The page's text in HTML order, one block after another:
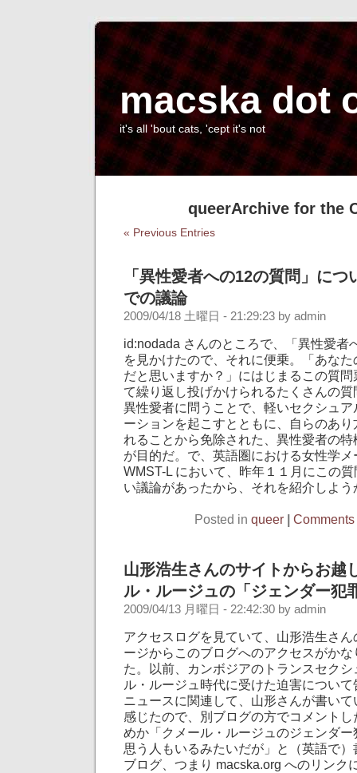
macska dot
it's all 'bout cats, 'cept it's not
queerArchive for the
« Previous Entries
「異性愛者への12の質問」に
での議論
2009/04/18 土曜日 - 21:29:23 by admin
id:nodada さんのところで、「異性愛者
を見かけたので、それに便乗。「あな
だと思いますか？」にはじまるこの質
て繰り返し投げかけられるたくさんの
異性愛者に問うことで、軽いセクシュ
ーションを起こすとともに、自らのあ
れることから免除された、異性愛者の
が目的だ。で、英語圏における女性学
WMST-L において、昨年１１月にこの
い議論があったから、それを紹介しよう
Posted in queer | Comments
山形浩生さんのサイトからお越
ル・ルージュの「ジェンダー犯
2009/04/13 月曜日 - 22:42:30 by admin
アクセスログを見ていて、山形浩生さ
ージからこのブログへのアクセスがか
た。以前、カンボジアのトランスセク
ル・ルージュ時代に受けた迫害につい
ニュースに関連して、山形さんが書い
感じたので、別ブログの方でコメント
めか「クメール・ルージュのジェンダ
思う人もいるみたいだが」と（英語で
ブログ、つまり macska.org へのリンク